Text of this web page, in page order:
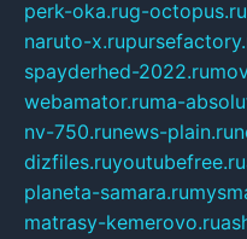
perk-oka.rug-octopus.ru
naruto-x.ru
spayderhed-2022.ru
webamator.ruma-
nv-750.runews-plain.ru
dizfiles.ruyoutubefree.ru
planeta-samara.ru
matrasy-kemerovo.ru